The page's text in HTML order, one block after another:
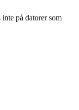
på datorer som